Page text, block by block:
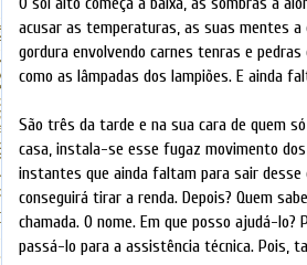
acusar as temperaturas, as suas mentes a
gordura envolvendo carnes tenras e
como as lâmpadas dos lampiões. E ainda
São três da tarde e na sua cara de quem
casa, instala-se esse fugaz movimento
instantes que ainda faltam para sair desse
conseguirá tirar a renda. Depois? Quem
chamada. O nome. Em que posso ajudá-
passá-lo para a assistência técnica. Pois,